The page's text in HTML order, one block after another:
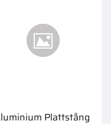
Plattstång